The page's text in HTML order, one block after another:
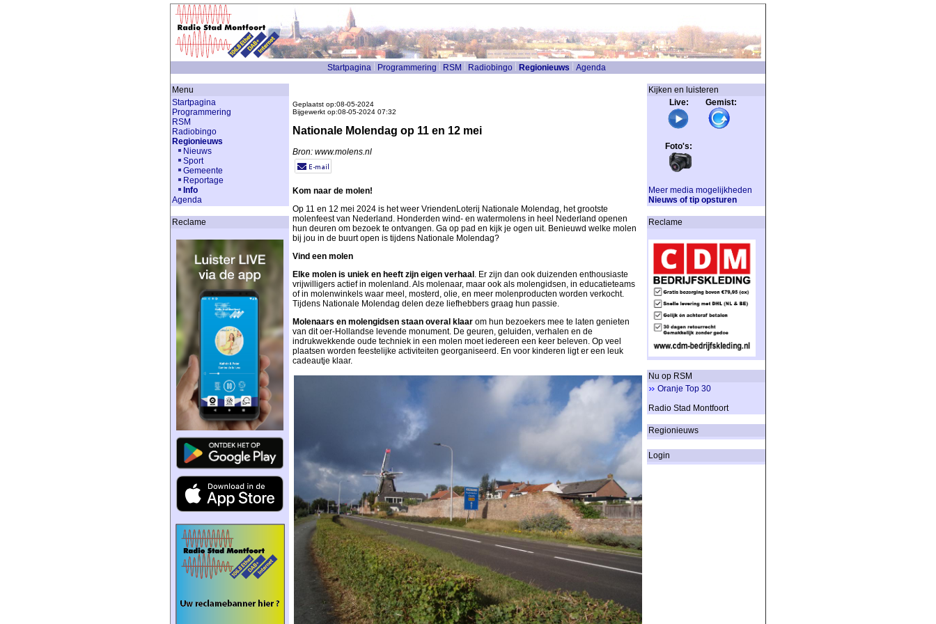
Startpagina Programmering RSM Radiobingo Regionieuws Agenda
Menu
Startpagina
Programmering
RSM
Radiobingo
Regionieuws
Nieuws
Sport
Gemeente
Reportage
Info
Agenda
Reclame
Geplaatst op:08-05-2024
Bijgewerkt op:08-05-2024 07:32
Nationale Molendag op 11 en 12 mei
Bron: www.molens.nl
Kom naar de molen!
Op 11 en 12 mei 2024 is het weer VriendenLoterij Nationale Molendag, het grootste
molenfeest van Nederland. Honderden wind- en watermolens in heel Nederland openen
hun deuren om bezoek te ontvangen. Ga op pad en kijk je ogen uit. Benieuwd welke molen
bij jou in de buurt open is tijdens Nationale Molendag?
Vind een molen
Elke molen is uniek en heeft zijn eigen verhaal . Er zijn dan ook duizenden enthousiaste
vrijwilligers actief in molenland. Als molenaar, maar ook als molengidsen, in educatieteams
of in molenwinkels waar meel, mosterd, olie, en meer molenproducten worden verkocht.
Tijdens Nationale Molendag delen deze liefhebbers graag hun passie.
Molenaars en molengidsen staan overal klaar om hun bezoekers mee te laten genieten
van dit oer-Hollandse levende monument. De geuren, geluiden, verhalen en de
indrukwekkende oude techniek in een molen moet iedereen een keer beleven. Op veel
plaatsen worden feestelijke activiteiten georganiseerd. En voor kinderen ligt er een leuk
cadeautje klaar.
Kijken en luisteren
Live: Gemist:
Foto's:
Meer media mogelijkheden
Nieuws of tip opsturen
Reclame
Nu op RSM
Oranje Top 30
Radio Stad Montfoort
Regionieuws
Login